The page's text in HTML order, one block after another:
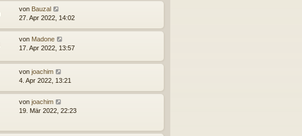
von Bauzal
27. Apr 2022, 14:02
von Madone
17. Apr 2022, 13:57
von joachim
4. Apr 2022, 13:21
von joachim
19. Mär 2022, 22:23